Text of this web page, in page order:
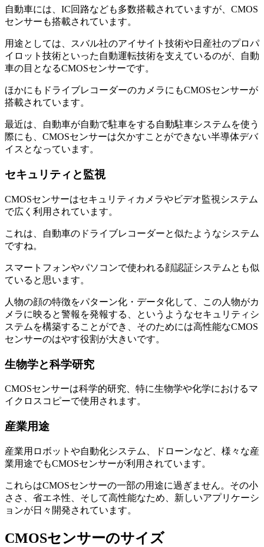
自動車には、IC回路なども多数搭載されていますが、CMOS
センサーも搭載されています。
用途としては、スバル社のアイサイト技術や日産社のプロパ
イロット技術といった自動運転技術を支えているのが、自動
車の目となるCMOSセンサーです。
ほかにもドライブレコーダーのカメラにもCMOSセンサーが
搭載されています。
最近は、自動車が自動で駐車をする自動駐車システムを使う
際にも、CMOSセンサーは欠かすことができない半導体デバ
イスとなっています。
セキュリティと監視
CMOSセンサーはセキュリティカメラやビデオ監視システム
で広く利用されています。
これは、自動車のドライブレコーダーと似たようなシステム
ですね。
スマートフォンやパソコンで使われる顔認証システムとも似
ていると思います。
人物の顔の特徴をパターン化・データ化して、この人物がカ
メラに映ると警報を発報する、というようなセキュリティシ
ステムを構築することができ、そのためには高性能なCMOS
センサーのはやす役割が大きいです。
生物学と科学研究
CMOSセンサーは科学的研究、特に生物学や化学におけるマ
イクロスコピーで使用されます。
産業用途
産業用ロボットや自動化システム、ドローンなど、様々な産
業用途でもCMOSセンサーが利用されています。
これらはCMOSセンサーの一部の用途に過ぎません。その小
ささ、省エネ性、そして高性能なため、新しいアプリケーシ
ョンが日々開発されています。
CMOSセンサーのサイズ